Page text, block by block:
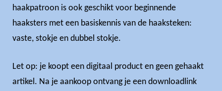
haakpatroon is ook geschikt voor beginnende
haaksters met een basiskennis van de haaksteken:
vaste, stokje en dubbel stokje.
Let op: je koopt een digitaal product en geen gehaakt
artikel. Na je aankoop ontvang je een downloadlink